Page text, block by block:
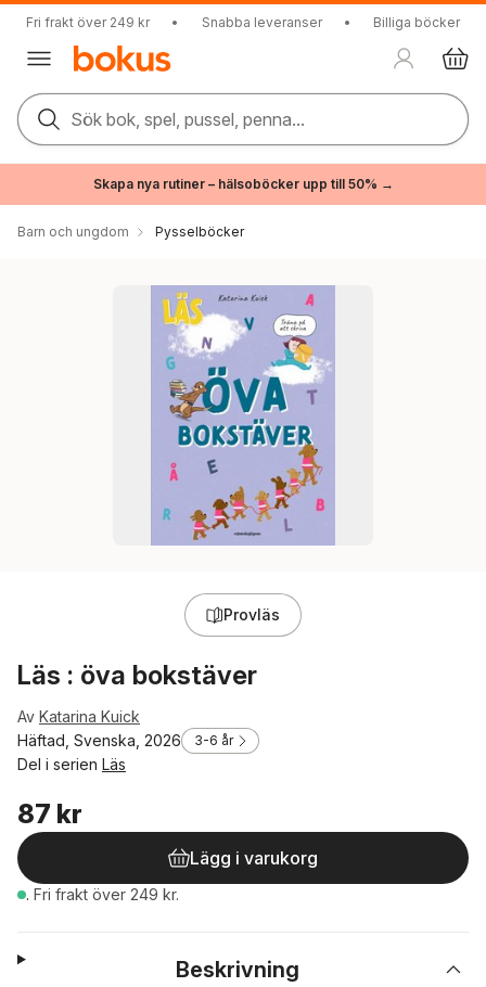
Fri frakt över 249 kr • Snabba leveranser • Billiga böcker
Sök bok, spel, pussel, penna...
Skapa nya rutiner – hälsoböcker upp till 50% →
Barn och ungdom Pysselböcker
Provläs
Läs : öva bokstäver
Av Katarina Kuick
Häftad, Svenska, 2026
3-6 år
Del i serien Läs
87 kr
Lägg i varukorg
. Fri frakt över 249 kr.
Beskrivning